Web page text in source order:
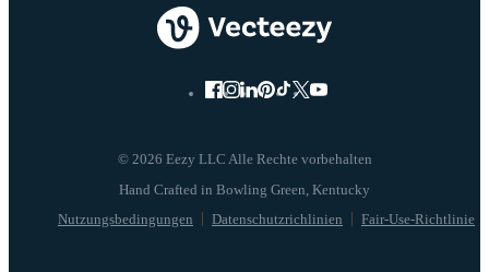
© 2026 Eezy LLC Alle Rechte vorbehalten
Nutzungsbedingungen Datenschutzrichlinien Fair-Use-Richtlinie